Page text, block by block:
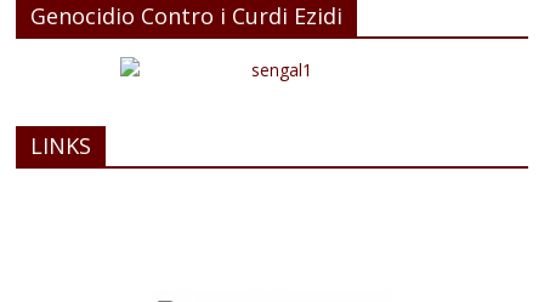
Genocidio Contro i Curdi Ezidi
LINKS